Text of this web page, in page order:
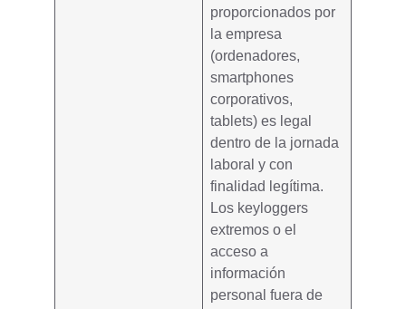
proporcionados por
la empresa
(ordenadores,
smartphones
corporativos,
tablets) es legal
dentro de la jornada
laboral y con
finalidad legítima.
Los keyloggers
extremos o el
acceso a
información
personal fuera de